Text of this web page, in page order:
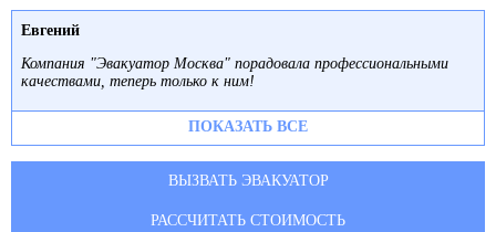
Евгений
Компания "Эвакуатор Москва" порадовала профессиональными
качествами, теперь только к ним!
ПОКАЗАТЬ ВСЕ
ВЫЗВАТЬ ЭВАКУАТОР
РАССЧИТАТЬ СТОИМОСТЬ